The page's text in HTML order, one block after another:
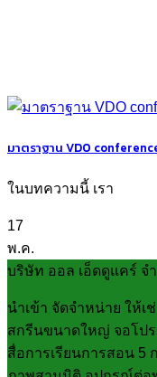
มาตราฐาน VDO
ในบทความนี้ เรา
17
พ.ค.
บริษัท ออล เอ็ดดูแคร์ จ
นำเข้า จัดจำหน่าย ให้
สกรีนขนาดใหญ่ จอโปร
สื่อการเรียนการสอน 5